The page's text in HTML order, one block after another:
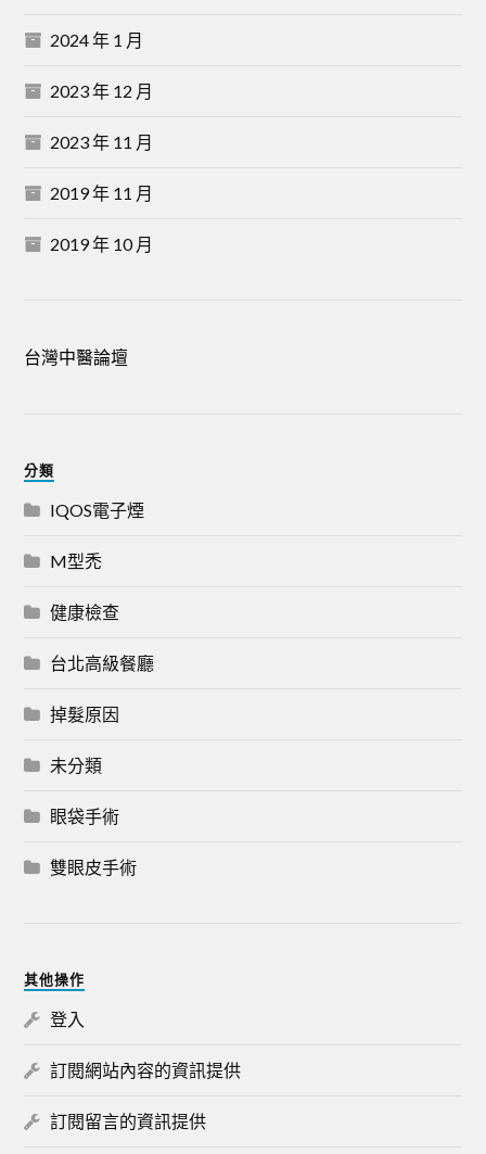
2024 年 1 月
2023 年 12 月
2023 年 11 月
2019 年 11 月
2019 年 10 月
台灣中醫論壇
分類
IQOS電子煙
M型禿
健康檢查
台北高級餐廳
掉髮原因
未分類
眼袋手術
雙眼皮手術
其他操作
登入
訂閱網站內容的資訊提供
訂閱留言的資訊提供